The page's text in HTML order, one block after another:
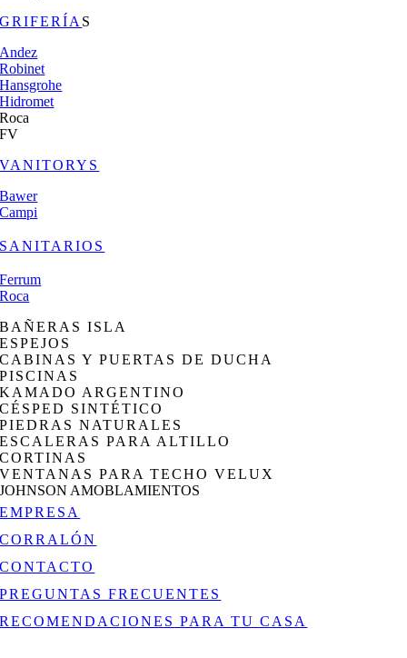
GRIFERÍA S
Andez
Robinet
Hansgrohe
Hidromet
Roca
FV
VANITORYS
Bawer
Campi
SANITARIOS
Ferrum
Roca
BAÑERAS ISLA
ESPEJOS
CABINAS Y PUERTAS DE DUCHA
PISCINAS
KAMADO ARGENTINO
CÉSPED SINTÉTICO
PIEDRAS NATURALES
ESCALERAS PARA ALTILLO
CORTINAS
VENTANAS PARA TECHO VELUX
JOHNSON AMOBLAMIENTOS
EMPRESA
CORRALÓN
CONTACTO
PREGUNTAS FRECUENTES
RECOMENDACIONES PARA TU CASA